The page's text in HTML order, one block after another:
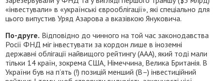
«інвестували» в «українські єврооблігації», які спеціально для
цього випустив Уряд Азарова а вказівкою Януковича.
По-друге. Відповідно до чинного на той час законодавства
Росії ФНД міг інвестувати за кордон лише в іноземні
державні облігації найвищого рейтингу (ААА), який тоді мали
тільки 14 країн, зокрема США, Німеччина, Велика Британія. В
України був на п’ять (!) позицій менший (В–) інвестиційний